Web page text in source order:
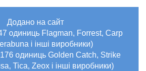
Додано на сайт
одиниць Flagman, Forrest, Carp
і інші виробники)
одиниць Golden Catch, Strike
Tica, Zeox і інші виробники)